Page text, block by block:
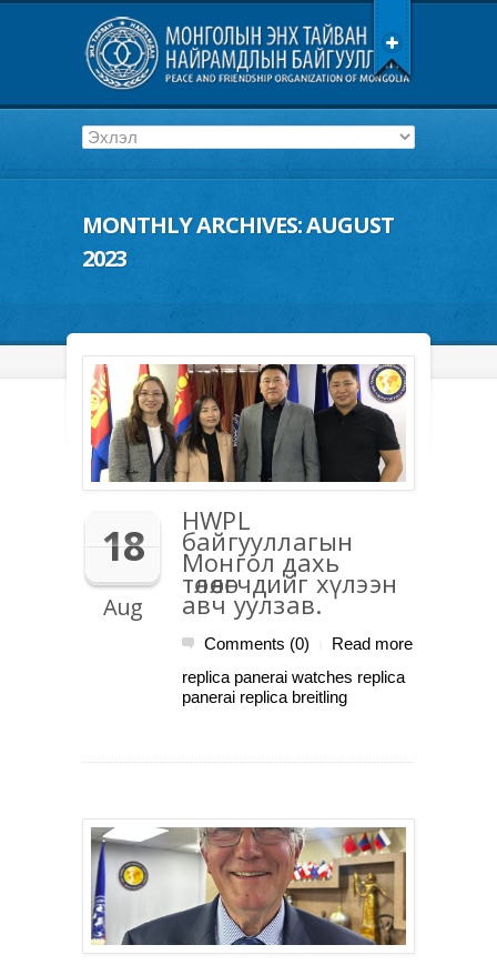
MONTHLY ARCHIVES:AUGUST
2023
18
Aug
HWPL
байгууллагын
Монгол дахь
төлөөлөгчдийг хүлээн
авч уулзав.
Comments (0)
Read more
replica panerai watches replica
panerai replica breitling